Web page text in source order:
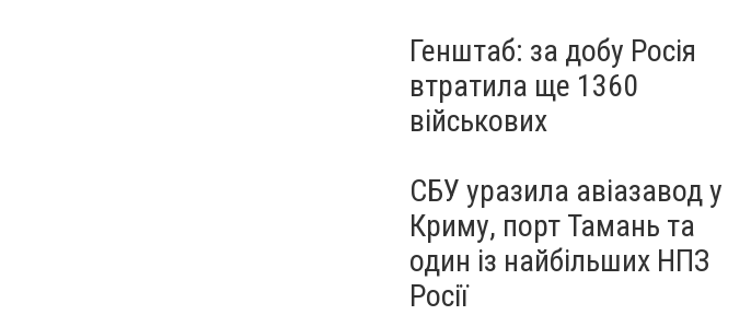
Генштаб: за добу Росія
втратила ще 1360
військових
СБУ уразила авіазавод у
Криму, порт Тамань та
один із найбільших НПЗ
Росії